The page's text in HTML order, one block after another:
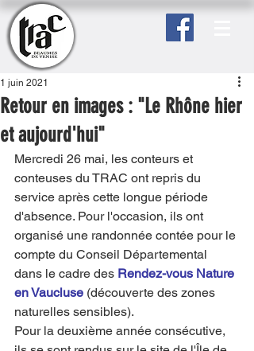
Retour en images : "Le Rhône hier
et aujourd'hui"
1 juin 2021
Mercredi 26 mai, les conteurs et
conteuses du TRAC ont repris du
service après cette longue période
d'absence. Pour l'occasion, ils ont
organisé une randonnée contée pour le
compte du Conseil Départemental
dans le cadre des Rendez-vous Nature
en Vaucluse (découverte des zones
naturelles sensibles).
Pour la deuxième année consécutive,